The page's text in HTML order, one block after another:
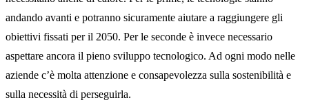
andando avanti e potranno sicuramente aiutare a raggiungere gli
obiettivi fissati per il 2050. Per le seconde è invece necessario
aspettare ancora il pieno sviluppo tecnologico. Ad ogni modo nelle
aziende c’è molta attenzione e consapevolezza sulla sostenibilità e
sulla necessità di perseguirla.